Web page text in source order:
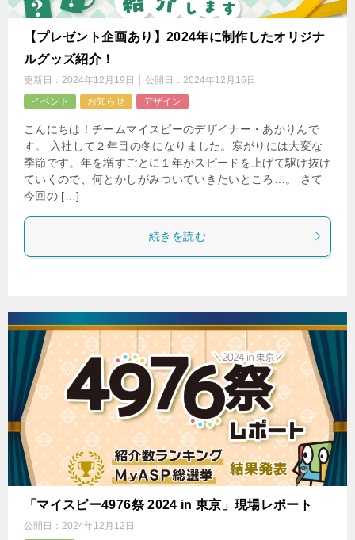
【プレゼント企画あり】2024年に制作したオリジナ
ルグッズ紹介！
更新日： 2024年12月19日 公開日： 2024年12月16日
イベント
お知らせ デザイン
こんにちは！チームマイスピーのデザイナー・あかりんで
す。 入社して２年目の冬になりました。寒がりには大変な
季節です。年を増すごとに１年がスピードを上げて駆け抜け
ていくので、何とかしがみついていきたいところ…。 さて
今回の […]
続きを読む
「マイスピー4976祭 2024 in 東京」現場レポート
公開日： 2024年12月12日